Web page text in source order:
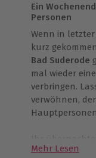
Ein
Personen
Wenn in letzter
kurz
Bad Suderode
mal wieder
verbringen.
verwöhnen,
Ihr
familiär
Mehr Lesen